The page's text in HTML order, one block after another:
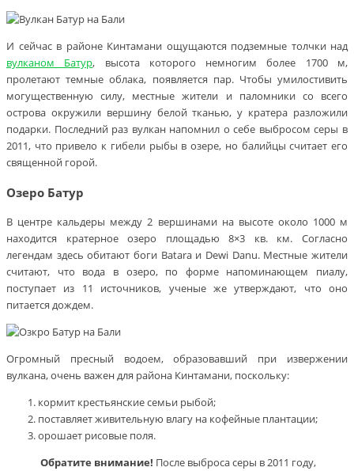
И сейчас в районе Кинтамани ощущаются подземные толчки над
вулканом Батур, высота которого немногим более 1700 м,
пролетают темные облака, появляется пар. Чтобы умилостивить
могущественную силу, местные жители и паломники со всего
острова окружили вершину белой тканью, у кратера разложили
подарки. Последний раз вулкан напомнил о себе выбросом серы в
2011, что привело к гибели рыбы в озере, но балийцы считает его
священной горой.
Озеро Батур
В центре кальдеры между 2 вершинами на высоте около 1000 м
находится кратерное озеро площадью 8×3 кв. км. Согласно
легендам здесь обитают боги Batara и Dewi Danu. Местные жители
считают, что вода в озеро, по форме напоминающем пиалу,
поступает из 11 источников, ученые же утверждают, что оно
питается дождем.
Огромный пресный водоем, образовавший при извержении
вулкана, очень важен для района Кинтамани, поскольку:
кормит крестьянские семьи рыбой;
поставляет живительную влагу на кофейные плантации;
орошает рисовые поля.
Обратите внимание! После выброса серы в 2011 году,